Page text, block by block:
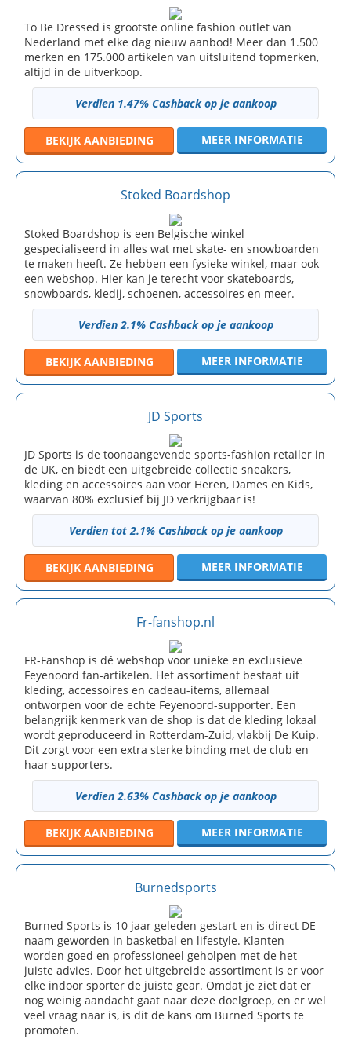
To Be Dressed is grootste online fashion outlet van
Nederland met elke dag nieuw aanbod! Meer dan 1.500
merken en 175.000 artikelen van uitsluitend topmerken,
altijd in de uitverkoop.
Verdien 1.47% Cashback op je aankoop
BEKIJK AANBIEDING MEER INFORMATIE
Stoked Boardshop
Stoked Boardshop is een Belgische winkel
gespecialiseerd in alles wat met skate- en snowboarden
te maken heeft. Ze hebben een fysieke winkel, maar ook
een webshop. Hier kan je terecht voor skateboards,
snowboards, kledij, schoenen, accessoires en meer.
Verdien 2.1% Cashback op je aankoop
BEKIJK AANBIEDING MEER INFORMATIE
JD Sports
JD Sports is de toonaangevende sports-fashion retailer in
de UK, en biedt een uitgebreide collectie sneakers,
kleding en accessoires aan voor Heren, Dames en Kids,
waarvan 80% exclusief bij JD verkrijgbaar is!
Verdien tot 2.1% Cashback op je aankoop
BEKIJK AANBIEDING MEER INFORMATIE
Fr-fanshop.nl
FR-Fanshop is dé webshop voor unieke en exclusieve
Feyenoord fan-artikelen. Het assortiment bestaat uit
kleding, accessoires en cadeau-items, allemaal
ontworpen voor de echte Feyenoord-supporter. Een
belangrijk kenmerk van de shop is dat de kleding lokaal
wordt geproduceerd in Rotterdam-Zuid, vlakbij De Kuip.
Dit zorgt voor een extra sterke binding met de club en
haar supporters.
Verdien 2.63% Cashback op je aankoop
BEKIJK AANBIEDING MEER INFORMATIE
Burnedsports
Burned Sports is 10 jaar geleden gestart en is direct DE
naam geworden in basketbal en lifestyle. Klanten
worden goed en professioneel geholpen met de het
juiste advies. Door het uitgebreide assortiment is er voor
elke indoor sporter de juiste gear. Omdat je ziet dat er
nog weinig aandacht gaat naar deze doelgroep, en er wel
veel vraag naar is, is dit de kans om Burned Sports te
promoten.